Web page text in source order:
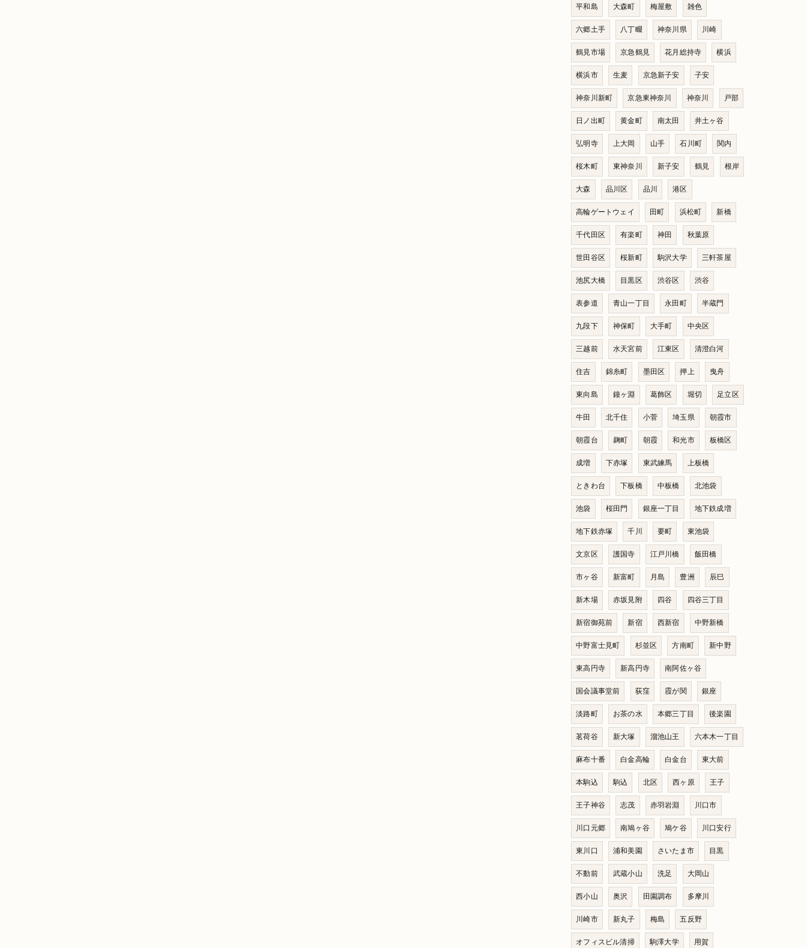
平和島 大森町 梅屋敷 雑色
六郷土手 八丁畷 神奈川県 川崎
鶴見市場 京急鶴見 花月総持寺 横浜
横浜市 生麦 京急新子安 子安
神奈川新町 京急東神奈川 神奈川 戸部
日ノ出町 黄金町 南太田 井土ヶ谷
弘明寺 上大岡 山手 石川町 関内
桜木町 東神奈川 新子安 鶴見 根岸
大森 品川区 品川 港区
高輪ゲートウェイ 田町 浜松町 新橋
千代田区 有楽町 神田 秋葉原
世田谷区 桜新町 駒沢大学 三軒茶屋
池尻大橋 目黒区 渋谷区 渋谷
表参道 青山一丁目 永田町 半蔵門
九段下 神保町 大手町 中央区
三越前 水天宮前 江東区 清澄白河
住吉 錦糸町 墨田区 押上 曳舟
東向島 鐘ヶ淵 葛飾区 堀切 足立区
牛田 北千住 小菅 埼玉県 朝霞市
朝霞台 麹町 朝霞 和光市 板橋区
成増 下赤塚 東武練馬 上板橋
ときわ台 下板橋 中板橋 北池袋
池袋 桜田門 銀座一丁目 地下鉄成増
地下鉄赤塚 千川 要町 東池袋
文京区 護国寺 江戸川橋 飯田橋
市ヶ谷 新富町 月島 豊洲 辰巳
新木場 赤坂見附 四谷 四谷三丁目
新宿御苑前 新宿 西新宿 中野新橋
中野富士見町 杉並区 方南町 新中野
東高円寺 新高円寺 南阿佐ヶ谷
国会議事堂前 荻窪 霞が関 銀座
淡路町 お茶の水 本郷三丁目 後楽園
茗荷谷 新大塚 溜池山王 六本木一丁目
麻布十番 白金高輪 白金台 東大前
本駒込 駒込 北区 西ヶ原 王子
王子神谷 志茂 赤羽岩淵 川口市
川口元郷 南鳩ヶ谷 鳩ケ谷 川口安行
東川口 浦和美園 さいたま市 目黒
不動前 武蔵小山 洗足 大岡山
西小山 奥沢 田園調布 多摩川
川崎市 新丸子 梅島 五反野
オフィスビル清掃 駒澤大学 用賀